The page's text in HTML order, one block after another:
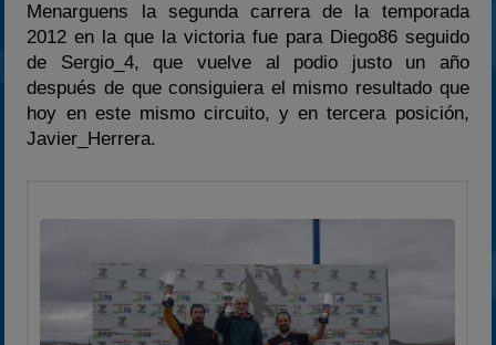
2023
2025
Estadísticas
Menarguens la segunda carrera de la temporada
2012 en la que la victoria fue para Diego86 seguido
de Sergio_4, que vuelve al podio justo un año
después de que consiguiera el mismo resultado que
hoy en este mismo circuito, y en tercera posición,
Javier_Herrera.